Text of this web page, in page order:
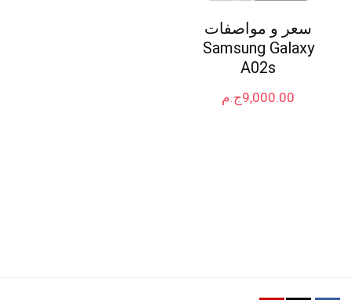
سعر و مواصفات
Samsung Galaxy
A02s
ج.م9,000.00